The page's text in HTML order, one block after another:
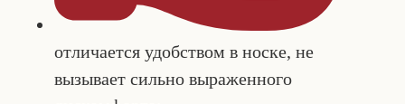
отличается удобством в носке, не
вызывает сильно выраженного